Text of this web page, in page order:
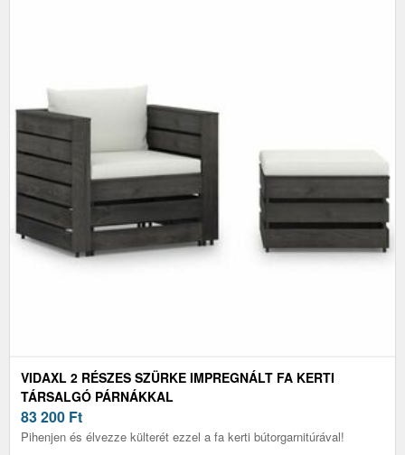
VIDAXL 2 RÉSZES SZÜRKE IMPREGNÁLT FA KERTI
TÁRSALGÓ PÁRNÁKKAL
83 200 Ft
Pihenjen és élvezze külterét ezzel a fa kerti bútorgarnitúrával!